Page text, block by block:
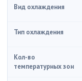
Вид охлаждения
Тип охлаждения
Кол-во
температурных зон